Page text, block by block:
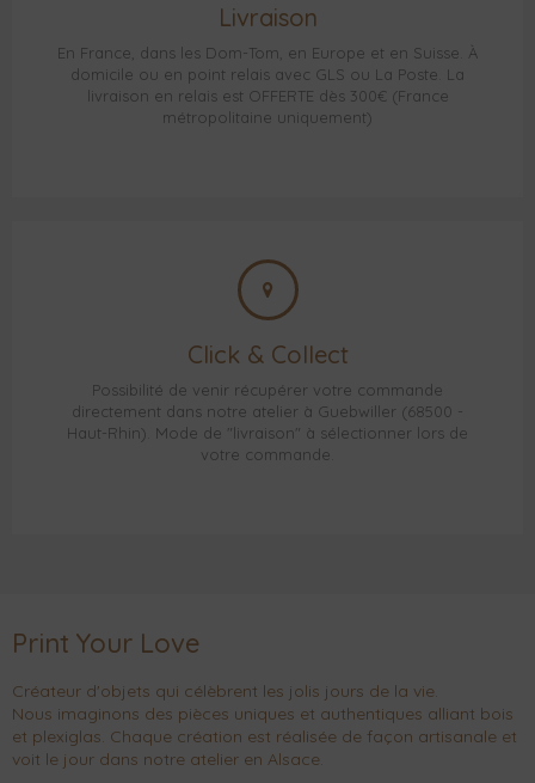
Livraison
En France, dans les Dom-Tom, en Europe et en Suisse. À
domicile ou en point relais avec GLS ou La Poste. La
livraison en relais est OFFERTE dès 300€ (France
métropolitaine uniquement)
Click & Collect
Possibilité de venir récupérer votre commande
directement dans notre atelier à Guebwiller (68500 -
Haut-Rhin). Mode de "livraison" à sélectionner lors de
votre commande.
Print Your Love
Créateur d'objets qui célèbrent les jolis jours de la vie.
Nous imaginons des pièces uniques et authentiques alliant bois
et plexiglas. Chaque création est réalisée de façon artisanale et
voit le jour dans notre atelier en Alsace.